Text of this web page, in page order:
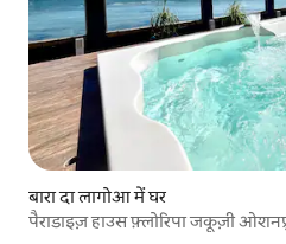
बारा दा लागोआ में घर
पैराडाइज़ हाउस फ़्लोरिपा जकूज़ी